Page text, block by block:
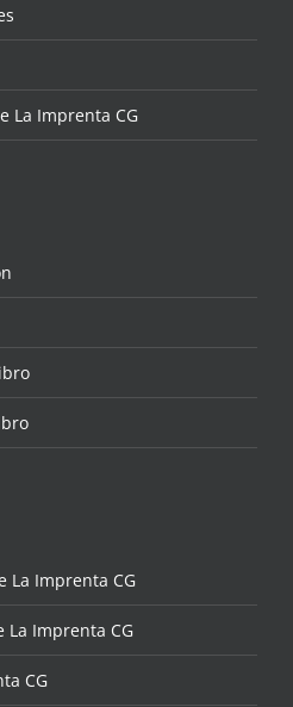
La Imprenta CG
La Imprenta CG
La Imprenta CG
CG